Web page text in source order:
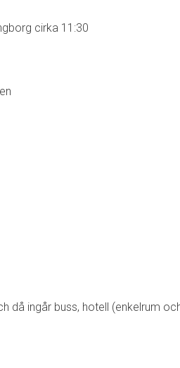
cirka 11:30
då ingår buss, hotell (enkelrum